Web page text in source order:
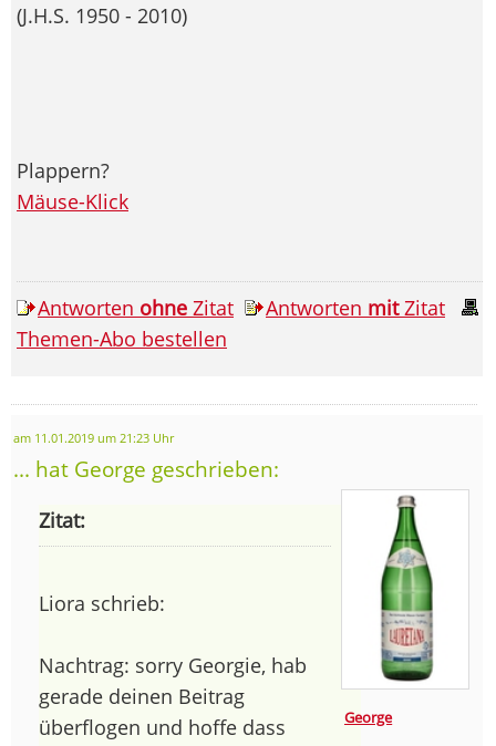
(J.H.S. 1950 - 2010)
Plappern?
Mäuse-Klick
Antworten ohne Zitat Antworten mitZitat
Themen-Abo bestellen
am 11.01.2019 um 21:23 Uhr
... hat George geschrieben:
George
Zitat:
Liora schrieb:
Nachtrag: sorry Georgie, hab
gerade deinen Beitrag
überflogen und hoffe dass